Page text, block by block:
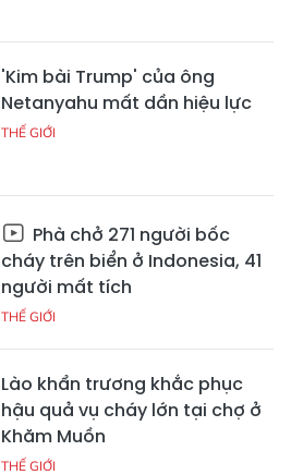
'Kim bài Trump' của ông
Netanyahu mất dần hiệu lực
THẾ GIỚI
Phà chở 271 người bốc
cháy trên biển ở Indonesia, 41
người mất tích
THẾ GIỚI
Lào khẩn trương khắc phục
hậu quả vụ cháy lớn tại chợ ở
Khăm Muồn
THẾ GIỚI